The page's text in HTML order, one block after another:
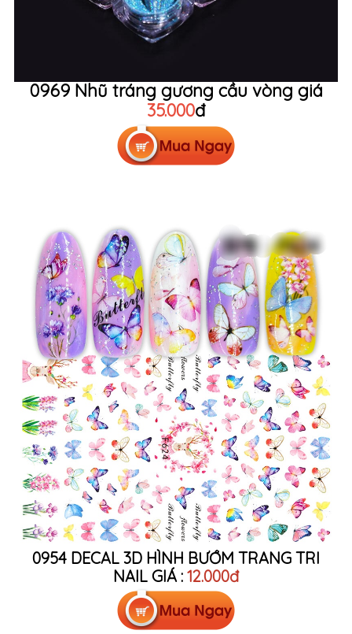
0969 Nhũ tráng gương cầu vòng giá
35.000đ
0954 DECAL 3D HÌNH BƯỚM TRANG TRI
NAIL GIÁ : 12.000đ